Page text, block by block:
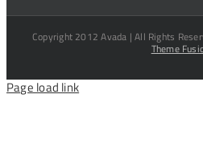
Copyright 2012 Avada | All Rights
Theme
Page load link